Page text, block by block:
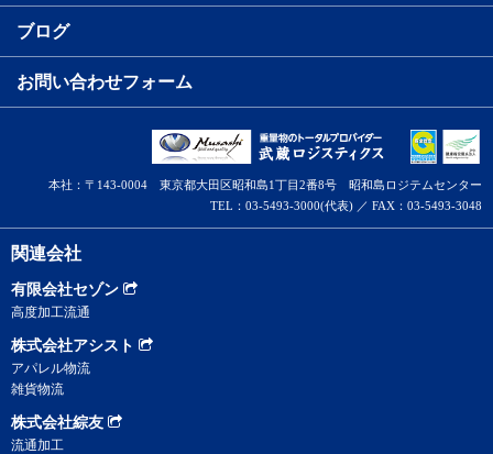
ブログ
お問い合わせフォーム
本社：〒143-0004 東京都大田区昭和島1丁目2番8号 昭和島ロジテムセンター
TEL：03-5493-3000(代表) ／ FAX：03-5493-3048
関連会社
有限会社セゾン
高度加工流通
株式会社アシスト
アパレル物流
雑貨物流
株式会社綜友
流通加工